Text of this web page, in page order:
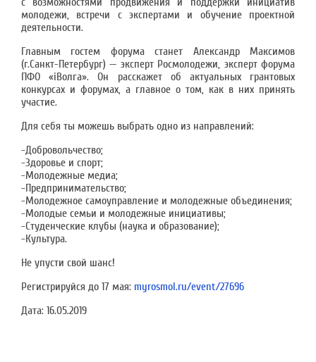
молодежи, встречи с экспертами и обучение проектной
деятельности.
Главным гостем форума станет Александр Максимов
(г.Санкт-Петербург) — эксперт Росмолодежи, эксперт форума
ПФО «iВолга». Он расскажет об актуальных грантовых
конкурсах и форумах, а главное о том, как в них принять
участие.
Для себя ты можешь выбрать одно из направлений:
-Добровольчество;
-Здоровье и спорт;
-Молодежные медиа;
-Предпринимательство;
-Молодежное самоуправление и молодежные объединения;
-Молодые семьи и молодежные инициативы;
-Студенческие клубы (наука и образование);
-Культура.
Не упусти свой шанс!
Регистрируйся до 17 мая: myrosmol.ru/event/27696
Дата: 16.05.2019